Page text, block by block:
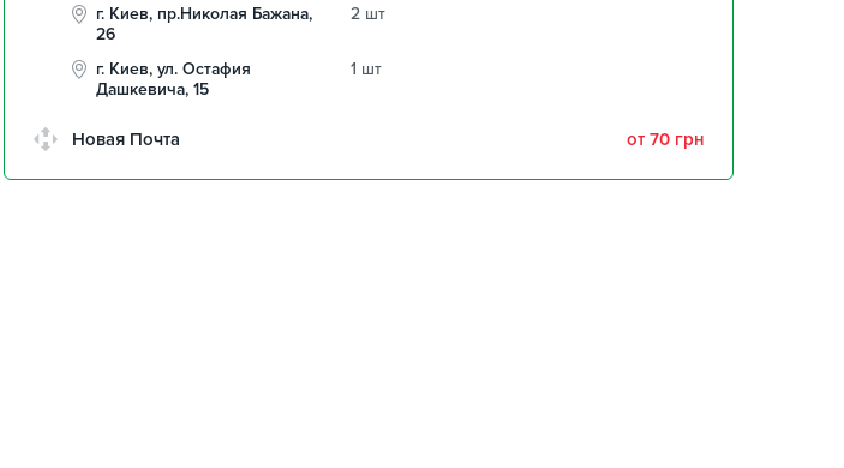
г. Киев, пр.Николая Бажана,
26
2 шт
г. Киев, ул. Остафия
Дашкевича, 15
1 шт
Новая Почта от 70 грн